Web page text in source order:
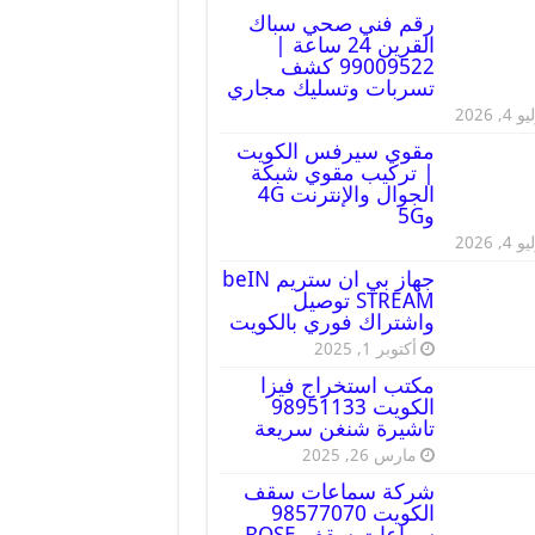
رقم فني صحي سباك
القرين 24 ساعة |
99009522 كشف
تسربات وتسليك مجاري
4, 2026
مقوي سيرفس الكويت
| تركيب مقوي شبكة
الجوال والإنترنت 4G
و5G
4, 2026
جهاز بي ان ستريم beIN
STREAM توصيل
واشتراك فوري بالكويت
أكتوبر 1, 2025
مكتب استخراج فيزا
الكويت 98951133
تاشيرة شنغن سريعة
مارس 26, 2025
شركة سماعات سقف
الكويت 98577070